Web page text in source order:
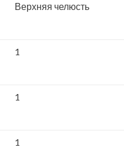
Верхняя челюсть
1
1
1